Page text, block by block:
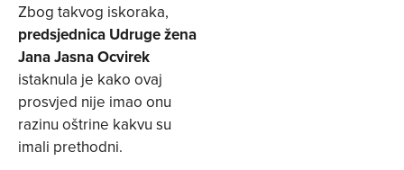
Zbog takvog iskoraka,
predsjednica Udruge žena
Jana Jasna Ocvirek
istaknula je kako ovaj
prosvjed nije imao onu
razinu oštrine kakvu su
imali prethodni.